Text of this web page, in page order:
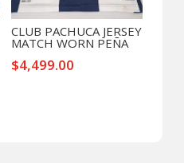
CLUB PACHUCA JERSEY
MATCH WORN PEÑA
$4,499.00